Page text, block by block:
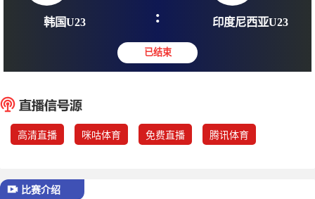
韩国U23
2025-09-09 20:30
: 印度尼
高清直播 咪咕体育 免费直播 腾讯体育
比赛介绍